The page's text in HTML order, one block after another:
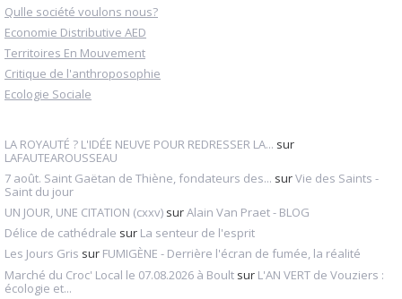
Qulle société voulons nous?
Economie Distributive AED
Territoires En Mouvement
Critique de l'anthroposophie
Ecologie Sociale
LA ROYAUTÉ ? L'IDÉE NEUVE POUR REDRESSER LA... sur
LAFAUTEAROUSSEAU
7 août. Saint Gaëtan de Thiène, fondateurs des... surVie des Saints -
Saint du jour
UN JOUR, UNE CITATION (cxxv) surAlain Van Praet - BLOG
Délice de cathédrale sur La senteur de l'esprit
Les Jours Gris sur FUMIGÈNE - Derrière l'écran de fumée, la réalité
Marché du Croc' Local le 07.08.2026 à Boult sur L'AN VERT de Vouziers :
écologie et...